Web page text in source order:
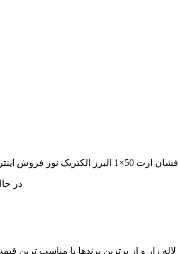
در
لاله زار و از برترین برندها با مناسب